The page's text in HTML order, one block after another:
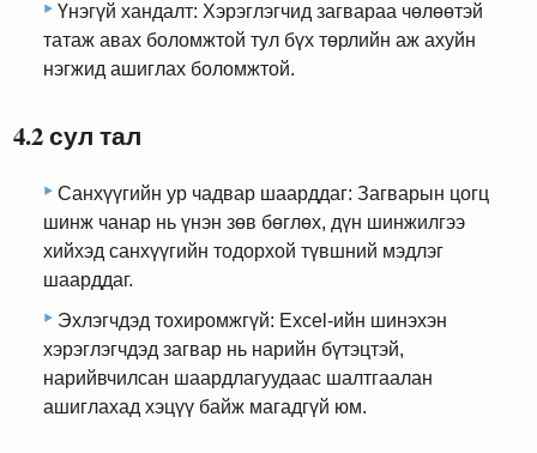
Үнэгүй хандалт: Хэрэглэгчид загвараа чөлөөтэй
татаж авах боломжтой тул бүх төрлийн аж ахуйн
нэгжид ашиглах боломжтой.
4.2 сул тал
Санхүүгийн ур чадвар шаарддаг: Загварын цогц
шинж чанар нь үнэн зөв бөглөх, дүн шинжилгээ
хийхэд санхүүгийн тодорхой түвшний мэдлэг
шаарддаг.
Эхлэгчдэд тохиромжгүй: Excel-ийн шинэхэн
хэрэглэгчдэд загвар нь нарийн бүтэцтэй,
нарийвчилсан шаардлагуудаас шалтгаалан
ашиглахад хэцүү байж магадгүй юм.